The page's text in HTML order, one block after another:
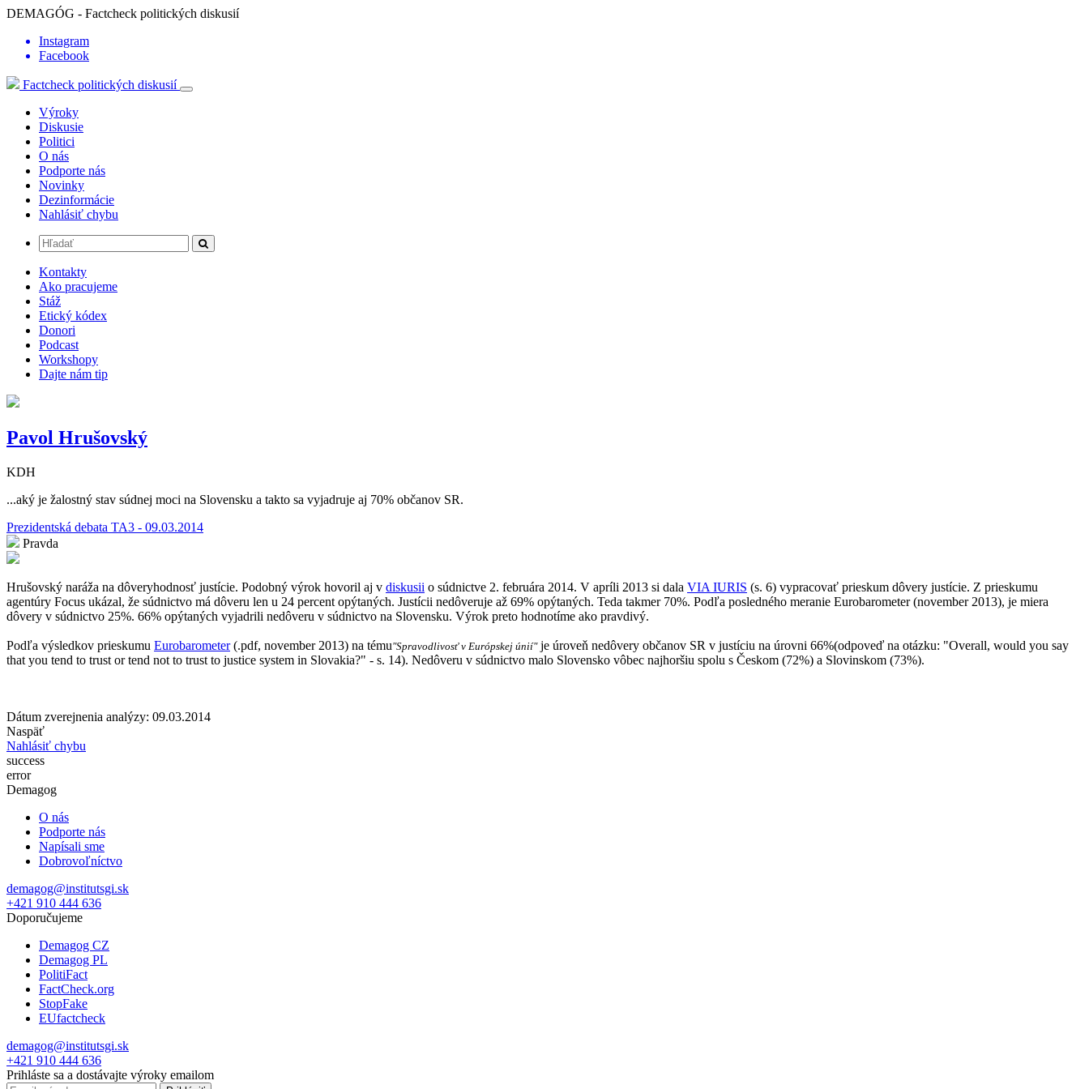
DEMAGÓG - Factcheck politických diskusií
Instagram
Facebook
Factcheck politických diskusií
Výroky
Diskusie
Politici
O nás
Podporte nás
Novinky
Dezinformácie
Nahlásiť chybu
Kontakty
Ako pracujeme
Stáž
Etický kódex
Donori
Podcast
Workshopy
Dajte nám tip
Pavol Hrušovský
KDH
...aký je žalostný stav súdnej moci na Slovensku a takto sa vyjadruje aj 70% občanov SR.
Prezidentská debata TA3 - 09.03.2014
Pravda
Hrušovský naráža na dôveryhodnosť justície. Podobný výrok hovoril aj v diskusii o súdnictve 2. februára 2014. V apríli 2013 si dala VIA IURIS (s. 6) vypracovať prieskum dôvery justície. Z prieskumu
agentúry Focus ukázal, že súdnictvo má dôveru len u 24 percent opýtaných. Justícii nedôveruje až 69% opýtaných. Teda takmer 70%. Podľa posledného meranie Eurobarometer (november 2013), je miera
dôvery v súdnictvo 25%. 66% opýtaných vyjadrili nedôveru v súdnictvo na Slovensku. Výrok preto hodnotíme ako pravdivý.
Podľa výsledkov prieskumu Eurobarometer(.pdf, november 2013) na tému"Spravodlivosť v Európskej únií"je úroveň nedôvery občanov SR v justíciu na úrovni 66%(odpoveď na otázku: "Overall, would you say
that you tend to trust or tend not to trust to justice system in Slovakia?" - s. 14). Nedôveru v súdnictvo malo Slovensko vôbec najhoršiu spolu s Českom (72%) a Slovinskom (73%).
Dátum zverejnenia analýzy: 09.03.2014
Naspäť
Nahlásiť chybu
success
error
Demagog
O nás
Podporte nás
Napísali sme
Dobrovoľníctvo
demagog@institutsgi.sk
+421 910 444 636
Doporučujeme
Demagog CZ
Demagog PL
PolitiFact
FactCheck.org
StopFake
EUfactcheck
demagog@institutsgi.sk
+421 910 444 636
Prihláste sa a dostávajte výroky emailom